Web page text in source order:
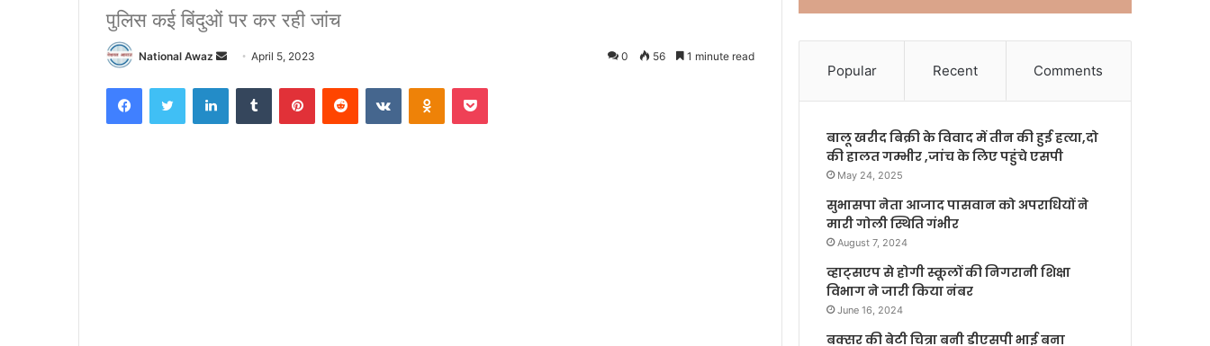
पुलिस कई बिंदुओं पर कर रही जांच
National Awaz
d
April 5, 2023 0 56 1 minute read
Popular Recent Comments
बालू खरीद बिक्री के विवाद में तीन की हुई हत्या,दो
की हालत गम्भीर ,जांच के लिए पहुंचे एसपी
May 24, 2025
सुभासपा नेता आजाद पासवान को अपराधियों ने
मारी गोली स्थिति गंभीर
August 7, 2024
व्हाट्सएप से होगी स्कूलों की निगरानी शिक्षा
विभाग ने जारी किया नंबर
June 16, 2024
बक्सर की बेटी चित्रा बनी डीएसपी भाई बना